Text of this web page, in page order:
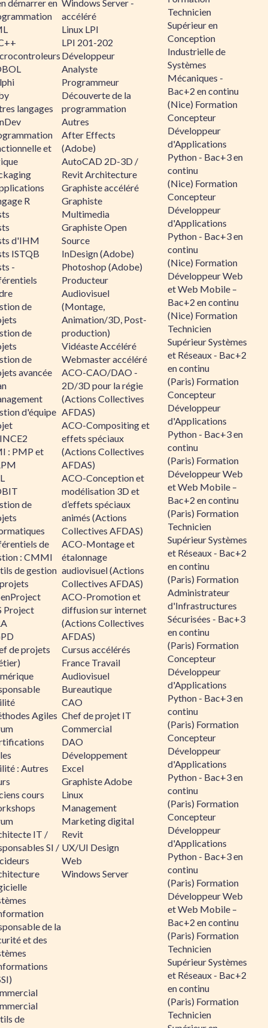
démarrer en
langages
et
R
d'IHM
ISTQB
-
de
de
de
avancée
d'équipe
: PMP et
de
de
: CMMI
de gestion
Project
de projets
Agiles
: Autres
cours
IT /
SI /
de la
et des
de
Windows Server -
accéléré
Linux LPI
LPI 201-202
Développeur
Analyste
Programmeur
Découverte de la
programmation
Autres
After Effects
(Adobe)
AutoCAD 2D-3D /
Revit Architecture
Graphiste accéléré
Graphiste
Multimedia
Graphiste Open
Source
InDesign (Adobe)
Photoshop (Adobe)
Producteur
Audiovisuel
(Montage,
Animation/3D, Post-
production)
Vidéaste Accéléré
Webmaster accéléré
ACO-CAO/DAO -
2D/3D pour la régie
(Actions Collectives
AFDAS)
ACO-Compositing et
effets spéciaux
(Actions Collectives
AFDAS)
ACO-Conception et
modélisation 3D et
d’effets spéciaux
animés (Actions
Collectives AFDAS)
ACO-Montage et
étalonnage
audiovisuel (Actions
Collectives AFDAS)
ACO-Promotion et
diffusion sur internet
(Actions Collectives
AFDAS)
Cursus accélérés
France Travail
Audiovisuel
Bureautique
CAO
Chef de projet IT
Commercial
DAO
Développement
Excel
Graphiste Adobe
Linux
Management
Marketing digital
Revit
UX/UI Design
Web
Windows Server
Technicien
Supérieur en
Conception
Industrielle de
Systèmes
Mécaniques -
Bac+2 en continu
(Nice) Formation
Concepteur
Développeur
d'Applications
Python - Bac+3 en
continu
(Nice) Formation
Concepteur
Développeur
d'Applications
Python - Bac+3 en
continu
(Nice) Formation
Développeur Web
et Web Mobile –
Bac+2 en continu
(Nice) Formation
Technicien
Supérieur Systèmes
et Réseaux - Bac+2
en continu
(Paris) Formation
Concepteur
Développeur
d'Applications
Python - Bac+3 en
continu
(Paris) Formation
Développeur Web
et Web Mobile –
Bac+2 en continu
(Paris) Formation
Technicien
Supérieur Systèmes
et Réseaux - Bac+2
en continu
(Paris) Formation
Administrateur
d'Infrastructures
Sécurisées - Bac+3
en continu
(Paris) Formation
Concepteur
Développeur
d'Applications
Python - Bac+3 en
continu
(Paris) Formation
Concepteur
Développeur
d'Applications
Python - Bac+3 en
continu
(Paris) Formation
Concepteur
Développeur
d'Applications
Python - Bac+3 en
continu
(Paris) Formation
Développeur Web
et Web Mobile –
Bac+2 en continu
(Paris) Formation
Technicien
Supérieur Systèmes
et Réseaux - Bac+2
en continu
(Paris) Formation
Technicien